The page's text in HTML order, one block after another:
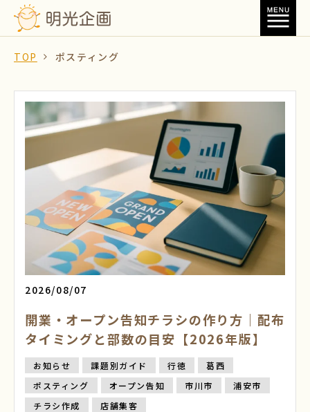
TOP ポスティング
2026/08/07
開業・オープン告知チラシの作り方｜配布
タイミングと部数の目安【2026年版】
お知らせ 課題別ガイド 行徳
葛西
ポスティング
オープン告知 市川市
浦安市
チラシ作成
店舗集客